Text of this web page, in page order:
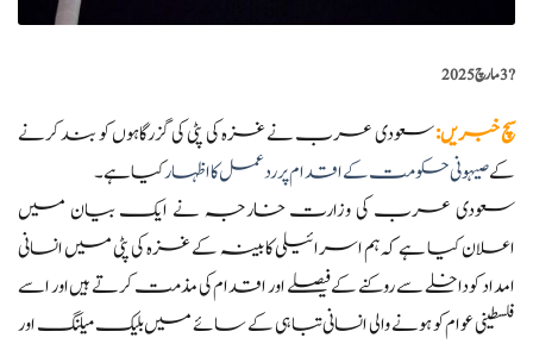
?️3 مارچ 2025
سچ خبریں:سعودی عرب نے غزہ کی پٹی کی گزرگاہوں کو بند کرنے
کےصیہونی حکومت کے اقدام پر ردعمل کا اظہارکیا ہے۔
سعودی عرب کی وزارت خارجہ نے ایک بیان میں
اعلان کیا ہے کہ ہم اسرائیلی کابینہ کے غزہ کی پٹی میں انسانی
امداد کو داخلے سے روکنے کے فیصلے اور اقدام کی مذمت کرتے ہیں اور اسے
فلسطینی عوام کو ہونے والی انسانی تباہی کے سائے میں بلیک میلنگ اور